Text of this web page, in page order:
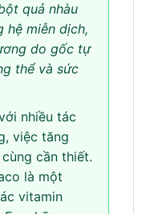
quả nhàu
hệ miễn dịch,
do gốc tự
thể và sức
nhiều tác
việc tăng
cần thiết.
là một
vitamin